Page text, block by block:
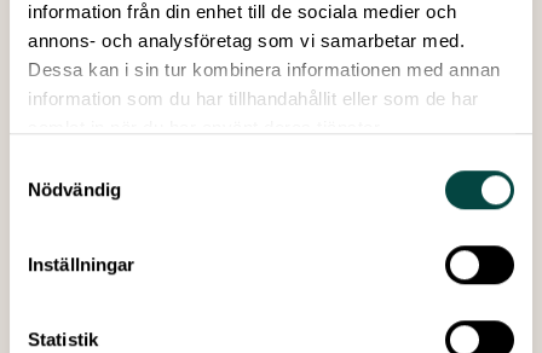
information från din enhet till de sociala medier och
annons- och analysföretag som vi samarbetar med.
Dessa kan i sin tur kombinera informationen med annan
information som du har tillhandahållit eller som de har
Nödvändig
Inställningar
Statistik
Inom EPiCS kommer medborgarforskning att stödja
datadrivet beslutsfattande, aktiva lärandeupplevelser
för studenter och starkare samarbete mellan universitet
och lokala organisationer.
Engagera samhället genom samskapande forskning
Samskapande forskning syftar till att ge allmänheten
möjlighet att gå bortom att vara forskningsobjekt eller
den vetenskapliga processen.
Genom att integrera metoder för Research Service-
arbeta direkt med allmänheten ute i samhället för att